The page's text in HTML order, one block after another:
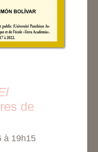
de
à 19h15